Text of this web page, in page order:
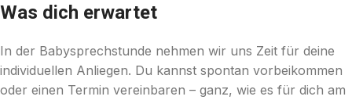
Was dich erwartet
In der Babysprechstunde nehmen wir uns Zeit für deine
individuellen Anliegen. Du kannst spontan vorbeikommen
oder einen Termin vereinbaren – ganz, wie es für dich am